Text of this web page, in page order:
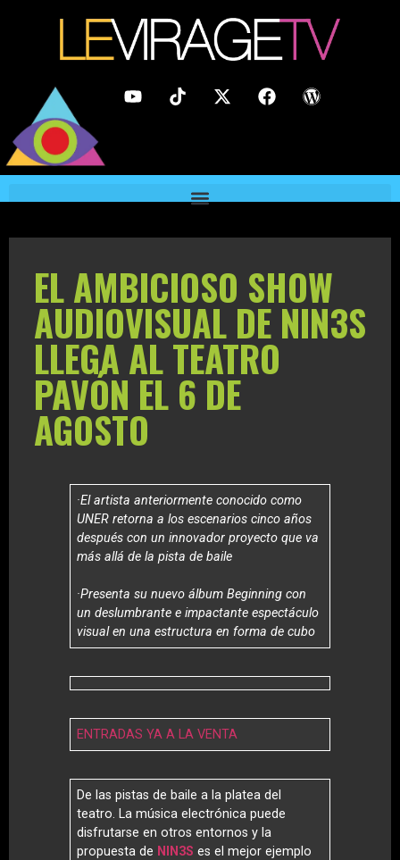
EL AMBICIOSO SHOW
AUDIOVISUAL DE NIN3S
LLEGA AL TEATRO
PAVÓN EL 6 DE
AGOSTO
·El artista anteriormente conocido como
UNER retorna a los escenarios cinco años
después con un innovador proyecto que va
más allá de la pista de baile
·Presenta su nuevo álbum Beginning con
un deslumbrante e impactante espectáculo
visual en una estructura en forma de cubo
ENTRADAS YA A LA VENTA
De las pistas de baile a la platea del
teatro. La música electrónica puede
disfrutarse en otros entornos y la
propuesta de NIN3S es el mejor ejemplo